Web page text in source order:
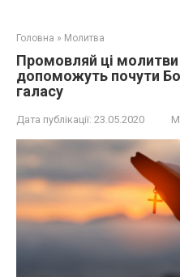
Головна » Молитва
Промовляй ці
допоможуть почути
галасу
Дата публікації: 23.05.2020